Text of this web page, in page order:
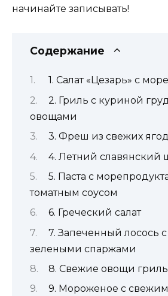
начинайте записывать!
Содержание
1. Салат «Цезарь» с
2. Гриль с куриной
овощами
3. Фреш из свежих ягод
4. Летний славянский
5. Паста с
томатным соусом
6. Греческий салат
7. Запеченный лосось
зелеными спаржами
8. Свежие овощи гриль
9. Мороженое с